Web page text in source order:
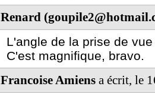
Renard
L'angle de la prise de
C'est magnifique, bravo.
Francoise Amiens a écrit, le